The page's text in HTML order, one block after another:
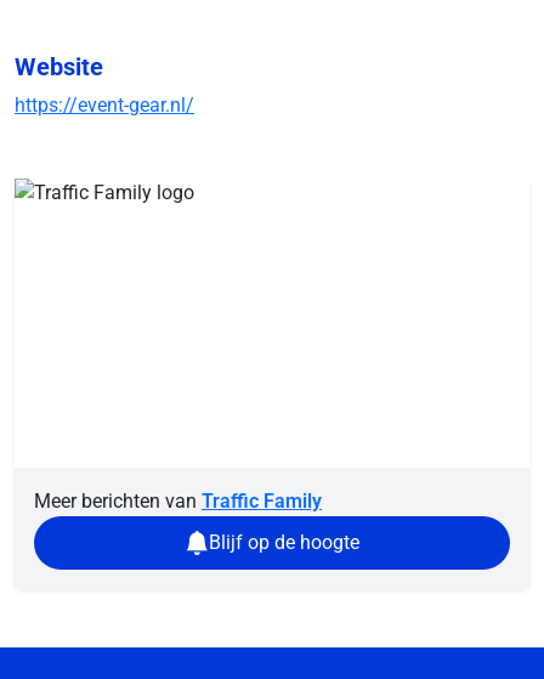
Website
https://event-gear.nl/
Meer berichten van Traffic Family
Blijf op de hoogte